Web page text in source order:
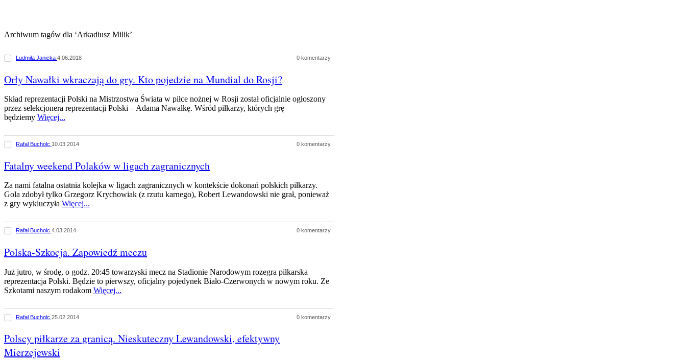
Archiwum tagów dla ‘Arkadiusz Milik’
Ludmiła Janicka 4.06.2018 0 komentarzy
Orły Nawałki wkraczają do gry. Kto pojedzie na Mundial do Rosji?
Skład reprezentacji Polski na Mistrzostwa Świata w piłce nożnej w Rosji został oficjalnie ogłoszony
przez selekcjonera reprezentacji Polski – Adama Nawałkę. Wśród piłkarzy, których grę
będziemy Więcej...
Rafał Bucholc 10.03.2014 0 komentarzy
Fatalny weekend Polaków w ligach zagranicznych
Za nami fatalna ostatnia kolejka w ligach zagranicznych w kontekście dokonań polskich piłkarzy.
Gola zdobył tylko Grzegorz Krychowiak (z rzutu karnego), Robert Lewandowski nie grał, ponieważ
z gry wykluczyła Więcej...
Rafał Bucholc 4.03.2014 0 komentarzy
Polska-Szkocja. Zapowiedź meczu
Już jutro, w środę, o godz. 20:45 towarzyski mecz na Stadionie Narodowym rozegra piłkarska
reprezentacja Polski. Będzie to pierwszy, oficjalny pojedynek Biało-Czerwonych w nowym roku. Ze
Szkotami naszym rodakom Więcej...
Rafał Bucholc 25.02.2014 0 komentarzy
Polscy piłkarze za granicą. Nieskuteczny Lewandowski, efektywny
Mierzejewski